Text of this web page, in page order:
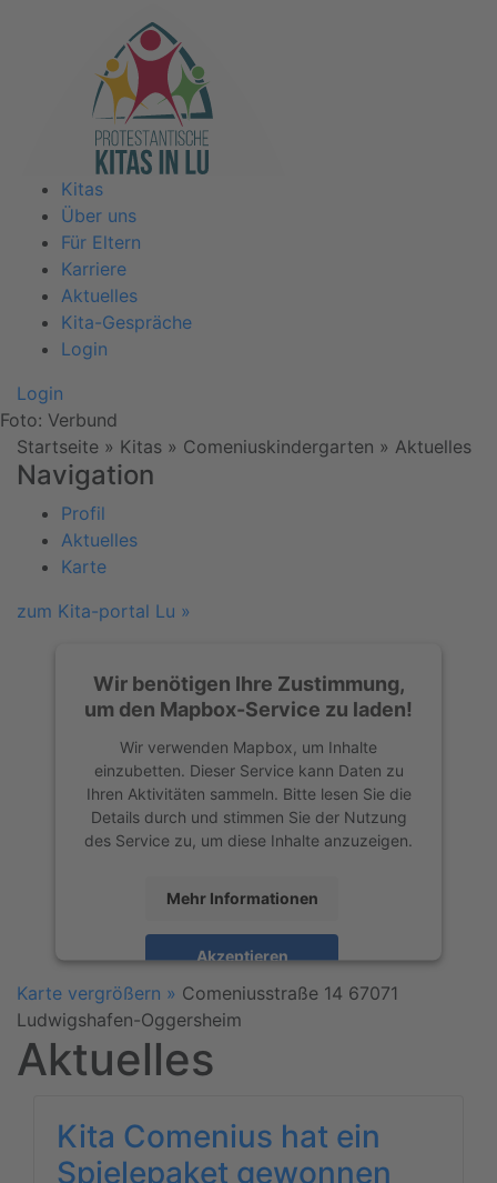
Kitas
Über uns
Für Eltern
Karriere
Aktuelles
Kita-Gespräche
Login
Login
Foto: Verbund
Startseite » Kitas » Comeniuskindergarten » Aktuelles
Navigation
Profil
Aktuelles
Karte
zum Kita-portal Lu »
Wir benötigen Ihre Zustimmung,
um den Mapbox-Service zu laden!
Wir verwenden Mapbox, um Inhalte
einzubetten. Dieser Service kann Daten zu
Ihren Aktivitäten sammeln. Bitte lesen Sie die
Details durch und stimmen Sie der Nutzung
des Service zu, um diese Inhalte anzuzeigen.
Mehr Informationen
Akzeptieren
powered byUsercentrics Consent
Management Platform
Karte vergrößern » Comeniusstraße 14 67071
Ludwigshafen-Oggersheim
Aktuelles
Kita Comenius hat ein
Spielepaket gewonnen